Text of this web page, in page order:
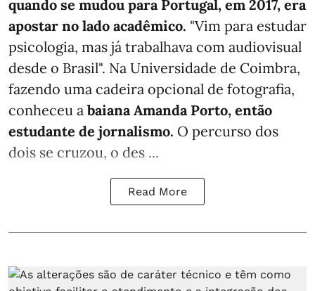
quando se mudou para Portugal, em 2017, era
apostar no lado acadêmico. "Vim para estudar
psicologia, mas já trabalhava com audiovisual
desde o Brasil". Na Universidade de Coimbra,
fazendo uma cadeira opcional de fotografia,
conheceu a baiana Amanda Porto, então
estudante de jornalismo. O percurso dos
dois se cruzou, o des ...
Read More